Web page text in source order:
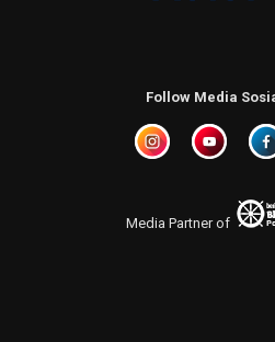
Follow Media
Media Partner of